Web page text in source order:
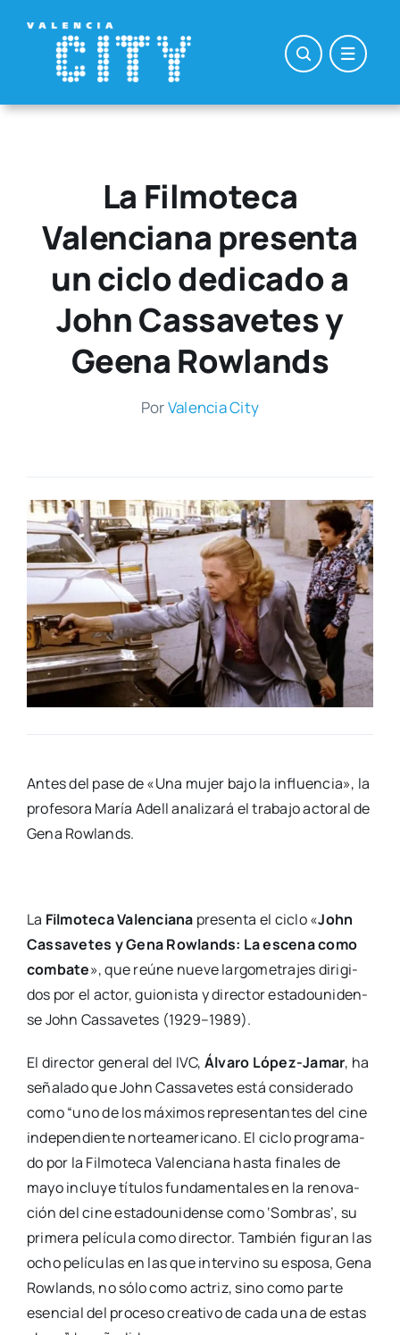
contenido
La Filmoteca
Valenciana presenta
un ciclo dedicado a
John Cassavetes y
Geena Rowlands
PorValen­cia City
Antes del pase de «Una mujer bajo la influen­cia», la
pro­fe­so­ra María Adell ana­li­za­rá el tra­ba­jo acto­ral de
Gena Row­lands.
La Fil­mo­te­ca Valen­cia­na pre­sen­ta el ciclo «John
Cas­sa­ve­tes y Gena Row­lands: La esce­na como
com­ba­te», que reúne nue­ve lar­go­me­tra­jes diri­gi­
dos por el actor, guio­nis­ta y direc­tor esta­dou­ni­den­
se John Cas­sa­ve­tes (1929–1989).
El direc­tor gene­ral del IVC, Álva­ro López-Jamar, ha
seña­la­do que John Cas­sa­ve­tes está con­si­de­ra­do
como “uno de los máxi­mos repre­sen­tan­tes del cine
inde­pen­dien­te nor­te­ame­ri­cano. El ciclo pro­gra­ma­
do por la Fil­mo­te­ca Valen­cia­na has­ta fina­les de
mayo inclu­ye títu­los fun­da­men­ta­les en la reno­va­
ción del cine esta­dou­ni­den­se como ‘Som­bras’, su
pri­me­ra pelí­cu­la como direc­tor. Tam­bién figu­ran las
ocho pelí­cu­las en las que inter­vino su espo­sa, Gena
Row­lands, no sólo como actriz, sino como par­te
esen­cial del pro­ce­so crea­ti­vo de cada una de estas